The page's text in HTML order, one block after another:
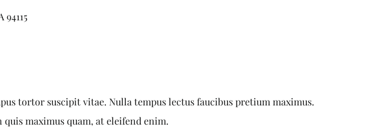
tortor suscipit vitae. Nulla tempus lectus faucibus pretium maximus.
maximus quam, at eleifend enim.